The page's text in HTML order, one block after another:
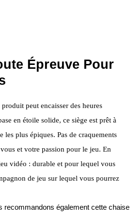
Épreuve Pour
peut encaisser des heures
en étoile solide, ce siège est prêt à
plus épiques. Pas de craquements
et votre passion pour le jeu. En
vidéo : durable et pour lequel vous
de jeu sur lequel vous pourrez
recommandons également cette chaise